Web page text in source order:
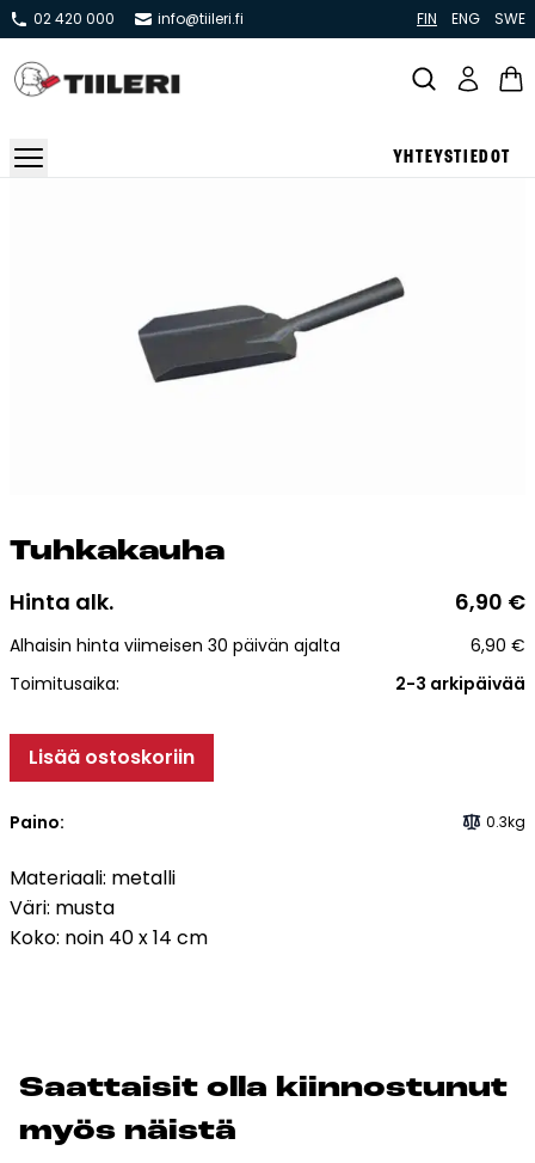
02 420 000 info@tiileri.fi FIN ENG SWE
YHTEYSTIEDOT
Pönttö -ja kaakeliuunit
Leivin -ja lämpiöuunit
Esitteet, hinnastot ja ohjeet
Tiilet ja tiililaatat
Julkisivutiilet
Tiililaatat
Aukonylitysratkaisut ja
Kohdegalleria
Vastuullisuus
Tiilityökalu
Tulisijatarvikkeet
Kamiinat ja kevyet tulisijat
Tuh­ka­kau­ha
Hinta alk. 6,90 €
Alhaisin hinta viimeisen 30 päivän ajalta 6,90 €
Toimitusaika:
2-3 arkipäivää
Lisää ostoskoriin
Paino: 0.3kg
Materiaali: metalli
Väri: musta
Koko: noin 40 x 14 cm
Saat­tai­sit ol­la kiin­nos­tu­nut
myös näis­tä